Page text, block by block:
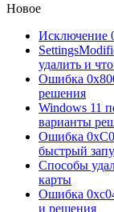
Новое
Исключение
удалить и
Ошибка
решения
Windows 11
варианты
Ошибка
быстрый
Способы
карты
Ошибка
и решения